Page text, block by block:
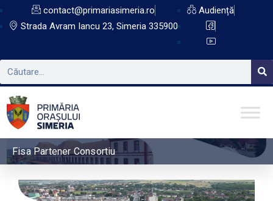
contact@primariasimeria.ro
Strada Avram Iancu 23, Simeria 335900
Audiență
Fisa Partener Consortiu